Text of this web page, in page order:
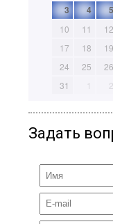
3
4 5
10
11 12
17
18 19
24
25 26
31
1 2
Задать